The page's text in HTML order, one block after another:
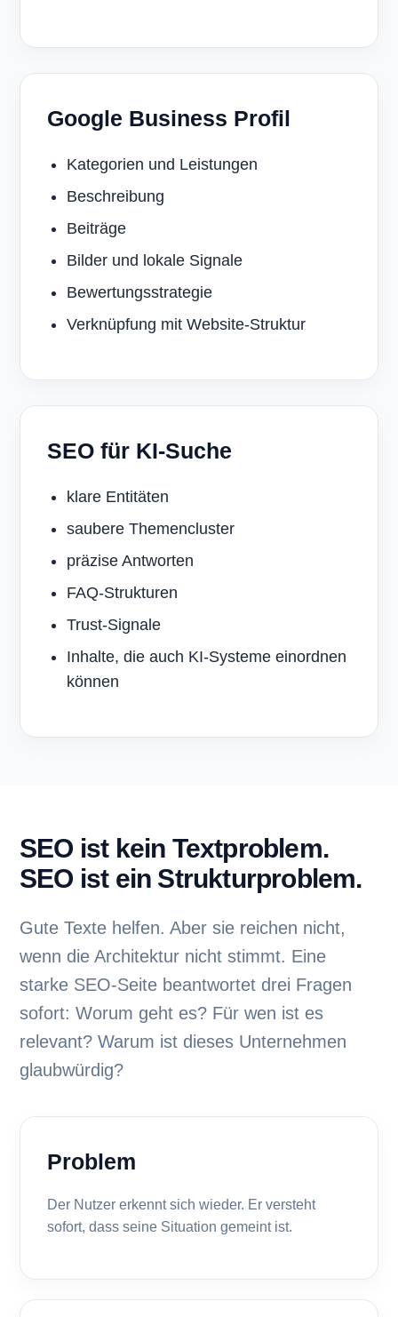
Google Business Profil
Kategorien und Leistungen
Beschreibung
Beiträge
Bilder und lokale Signale
Bewertungsstrategie
Verknüpfung mit Website-Struktur
SEO für KI-Suche
klare Entitäten
saubere Themencluster
präzise Antworten
FAQ-Strukturen
Trust-Signale
Inhalte, die auch KI-Systeme einordnen
können
SEO ist kein Textproblem.
SEO ist ein Strukturproblem.
Gute Texte helfen. Aber sie reichen nicht,
wenn die Architektur nicht stimmt. Eine
starke SEO-Seite beantwortet drei Fragen
sofort: Worum geht es? Für wen ist es
relevant? Warum ist dieses Unternehmen
glaubwürdig?
Problem
Der Nutzer erkennt sich wieder. Er versteht
sofort, dass seine Situation gemeint ist.